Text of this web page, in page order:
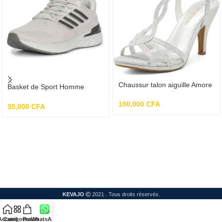
Basket de Sport Homme
35,000 CFA
Chaussur talon aiguille Amore
100,000 CFA
KEVAJO 2021 . Tous droits réservés.
CategoriesPanierWhatsApp